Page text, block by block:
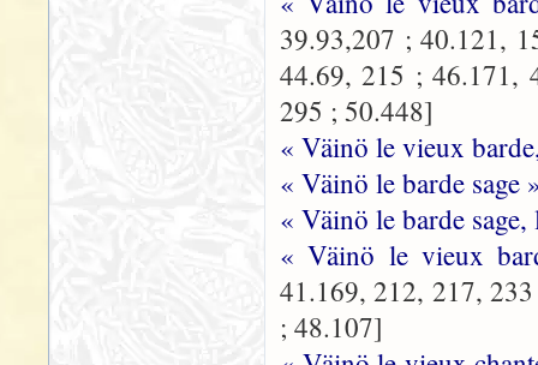
39.93,207 ; 40.121,
44.69, 215 ; 46.171,
295 ; 50.448]
« Väinö le vieux
« Väinö le barde sage
« Väinö le barde
« Väinö le vieux
41.169, 212, 217,
; 48.107]